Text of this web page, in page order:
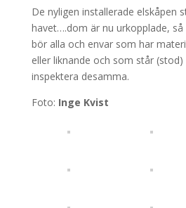
De nyligen installerade elskåpen
havet….dom är nu urkopplade,
bör alla och envar som har
eller liknande och som står
inspektera desamma.
Foto: Inge Kvist